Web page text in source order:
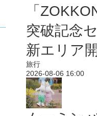
「
突破記念
新エリア
旅行
2026-08-06 16:00